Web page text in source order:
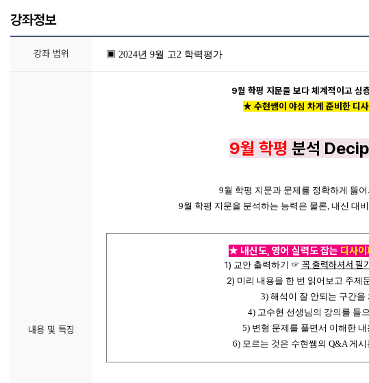
강좌정보
강좌 범위 ▣ 2024년 9월 고2 학력평가
내용 및 특징
9월 학평 지문을 보다 체계적이고 심
★ 수현쌤이 야심 차게 준비한 디
9월 학평 분석
9월 학평 지문과 문제를 정확하게 뚫
9월 학평 지문을 분석하는 능력은 물론, 내신 대
★내신도, 영어 실력도 잡는 디사
1) 교안 출력하기 ☞ 꼭 출력하셔서 필
2) 미리 내용을 한 번 읽어보고 주제
3) 해석이 잘 안되는 구간을
4) 고수현 선생님의 강의를 들
5) 변형 문제를 풀면서 이해한
6) 모르는 것은 수현쌤의 Q&A 게